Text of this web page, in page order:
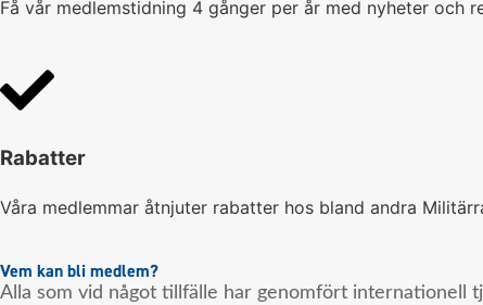
Få vår medlemstidning 4 gånger per år med nyheter och
Rabatter
Våra medlemmar åtnjuter rabatter hos bland andra
Vem kan bli medlem?
Alla som vid något tillfälle har genomfört internationell